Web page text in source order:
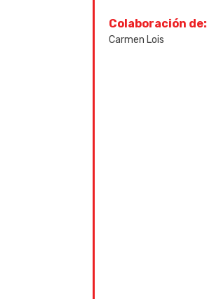
Colaboración de:
Carmen Lois